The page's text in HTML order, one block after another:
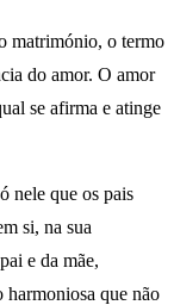
matrimónio, o termo
do amor. O amor
se afirma e atinge
nele que os pais
si, na sua
e da mãe,
harmoniosa que não